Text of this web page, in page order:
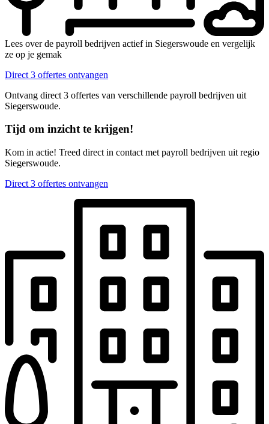
Lees over de payroll bedrijven actief in Siegerswoude en vergelijk
ze op je gemak
Direct 3 offertes ontvangen
Ontvang direct 3 offertes van verschillende payroll bedrijven uit
Siegerswoude.
Tijd om inzicht te krijgen!
Kom in actie! Treed direct in contact met payroll bedrijven uit regio
Siegerswoude.
Direct 3 offertes ontvangen